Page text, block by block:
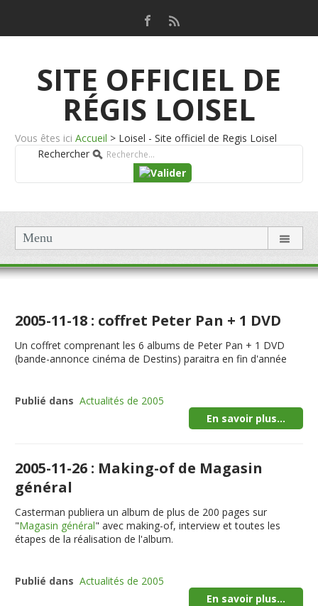
SITE OFFICIEL DE
RÉGIS LOISEL
Vous êtes ici Accueil > Loisel - Site officiel de Regis Loisel
Rechercher
Menu
2005-11-18 : coffret Peter Pan + 1 DVD
Un coffret comprenant les 6 albums de Peter Pan + 1 DVD
(bande-annonce cinéma de Destins) paraitra en fin d'année
Publié dans Actualités de 2005
En savoir plus...
2005-11-26 : Making-of de Magasin
général
Casterman publiera un album de plus de 200 pages sur
"Magasin général" avec making-of, interview et toutes les
étapes de la réalisation de l'album.
Publié dans Actualités de 2005
En savoir plus...